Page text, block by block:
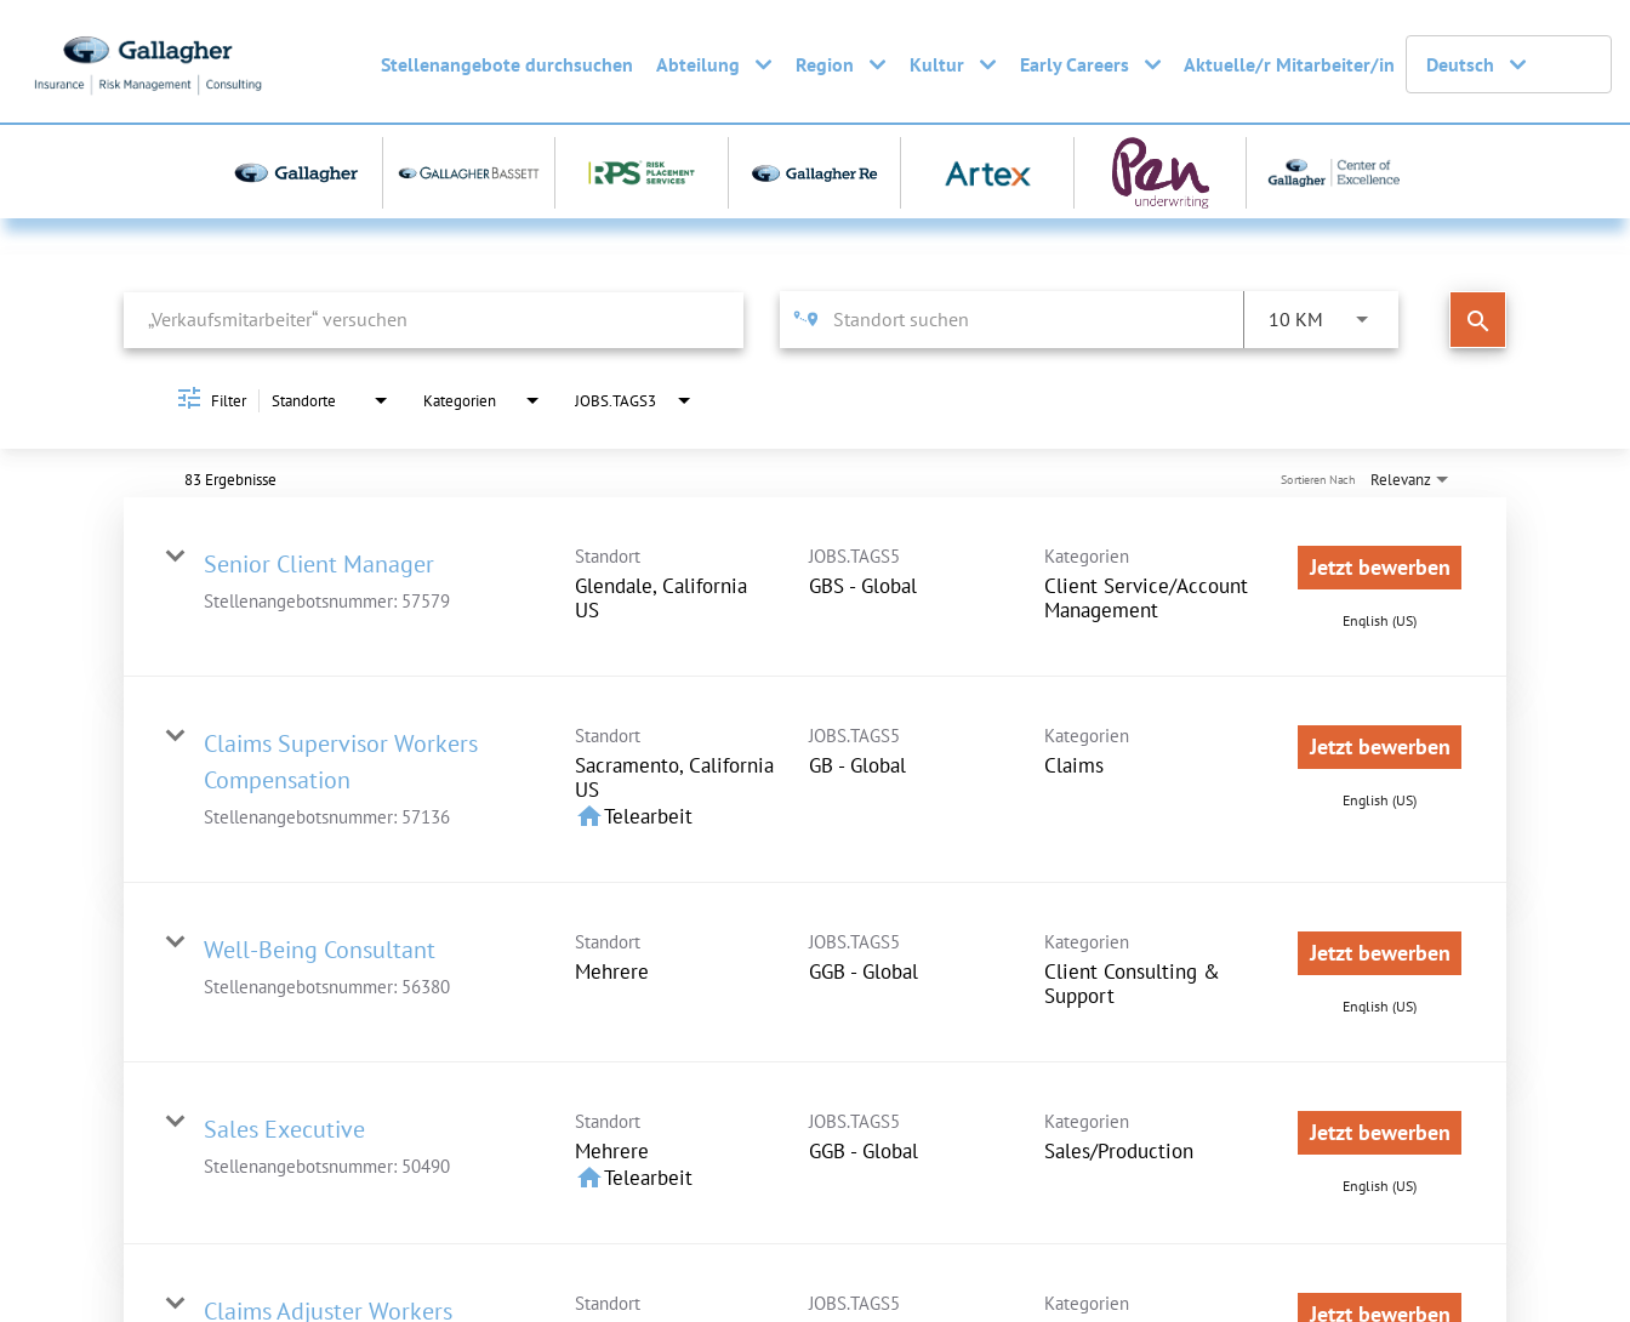
Stellenangebote durchsuchen Abteilung Region Kultur Early Careers Aktuelle/r Mitarbeiter/in Deutsch
Job Search Page
10 KM search
Filter Standorte Kategorien JOBS.TAGS3
83 Ergebnisse Relevanz
Sortieren Nach
Senior Client Manager
Stellenangebotsnummer: 57579
Standort
Glendale, California
JOBS.TAGS5
GBS - Global
Kategorien
Client Service/Account
Management
Jetzt bewerben
English (US)
Claims Supervisor Workers
Compensation
Stellenangebotsnummer: 57136
Standort
Sacramento, California
homeTelearbeit
JOBS.TAGS5
GB - Global
Kategorien
Claims
Jetzt bewerben
English (US)
Well-Being Consultant
Stellenangebotsnummer: 56380
Standort
Mehrere
JOBS.TAGS5
GGB - Global
Kategorien
Client Consulting &
Support
Jetzt bewerben
English (US)
Sales Executive
Stellenangebotsnummer: 50490
Standort
Mehrere
homeTelearbeit
JOBS.TAGS5
GGB - Global
Kategorien
Sales/Production
Jetzt bewerben
English (US)
Claims Adjuster Workers
Standort JOBS.TAGS5 Kategorien Jetzt bewerben